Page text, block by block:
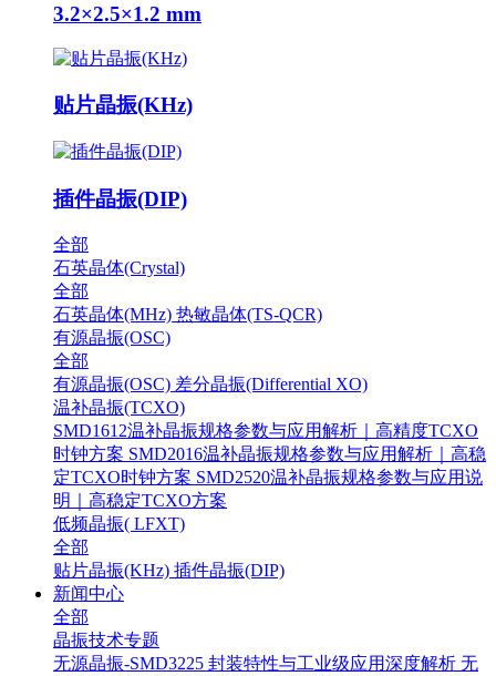
3.2×2.5×1.2 mm
贴片晶振(KHz)
插件晶振(DIP)
全部
石英晶体(Crystal)
全部
石英晶体(MHz) 热敏晶体(TS-QCR)
有源晶振(OSC)
全部
有源晶振(OSC) 差分晶振(Differential XO)
温补晶振(TCXO)
SMD1612温补晶振规格参数与应用解析｜高精度TCXO
时钟方案 SMD2016温补晶振规格参数与应用解析｜高稳
定TCXO时钟方案 SMD2520温补晶振规格参数与应用说
明｜高稳定TCXO方案
低频晶振( LFXT)
全部
贴片晶振(KHz) 插件晶振(DIP)
新闻中心
全部
晶振技术专题
无源晶振-SMD3225 封装特性与工业级应用深度解析 无